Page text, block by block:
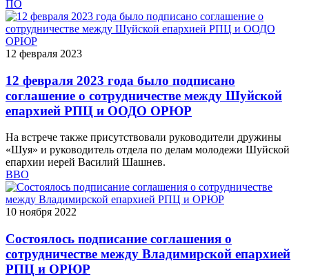
ПО
12 февраля 2023
12 февраля 2023 года было подписано
соглашение о сотрудничестве между Шуйской
епархией РПЦ и ООДО ОРЮР
На встрече также присутствовали руководители дружины
«Шуя» и руководитель отдела по делам молодежи Шуйской
епархии иерей Василий Шашнев.
ВВО
10 ноября 2022
Состоялось подписание соглашения о
сотрудничестве между Владимирской епархией
РПЦ и ОРЮР